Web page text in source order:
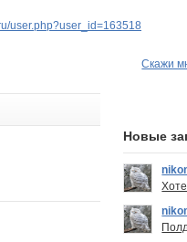
user.php?user_id=163518
Скажи
Новые